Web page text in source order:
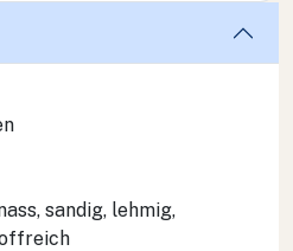
sandig, lehmig,